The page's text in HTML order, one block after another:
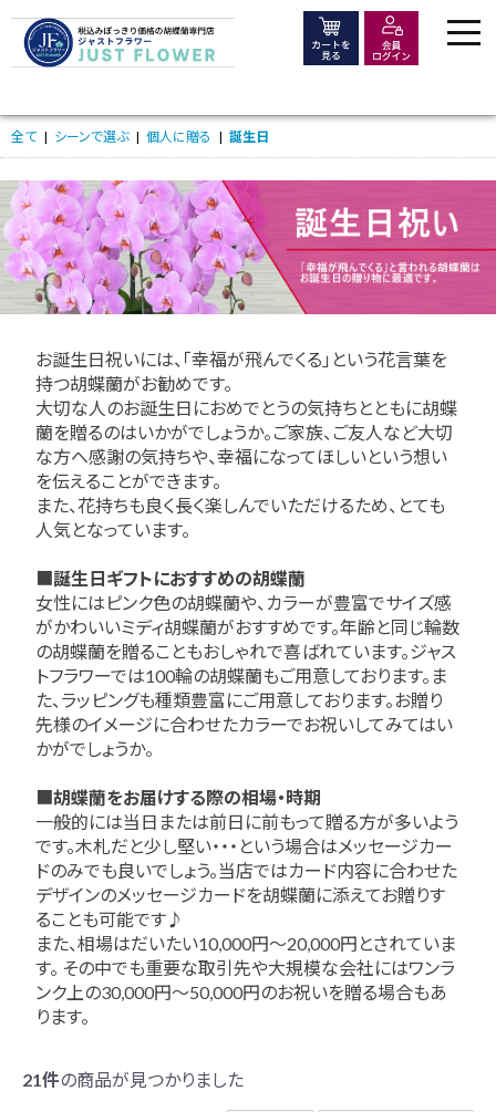
シーンで選ぶ
大きさ・種類で選ぶ
よくある質問
お問い合わせ
全て | シーンで選ぶ | 個人に贈る | 誕生日
お誕生日祝いには、「幸福が飛んでくる」という花言葉を
持つ胡蝶蘭がお勧めです。
大切な人のお誕生日におめでとうの気持ちとともに胡蝶
蘭を贈るのはいかがでしょうか。ご家族、ご友人など大切
な方へ感謝の気持ちや、幸福になってほしいという想い
を伝えることができます。
また、花持ちも良く長く楽しんでいただけるため、とても
人気となっています。
誕生日ギフトにおすすめの胡蝶蘭
女性にはピンク色の胡蝶蘭や、カラーが豊富でサイズ感
がかわいいミディ胡蝶蘭がおすすめです。年齢と同じ輪数
の胡蝶蘭を贈ることもおしゃれで喜ばれています。ジャス
トフラワーでは100輪の胡蝶蘭もご用意しております。ま
た、ラッピングも種類豊富にご用意しております。お贈り
先様のイメージに合わせたカラーでお祝いしてみてはい
かがでしょうか。
■胡蝶蘭をお届けする際の相場・時期
一般的には当日または前日に前もって贈る方が多いよう
です。木札だと少し堅い・・・という場合はメッセージカー
ドのみでも良いでしょう。当店ではカード内容に合わせた
デザインのメッセージカードを胡蝶蘭に添えてお贈りす
ることも可能です♪
また、相場はだいたい10,000円～20,000円とされていま
す。 その中でも重要な取引先や大規模な会社にはワンラ
ンク上の30,000円～50,000円のお祝いを贈る場合もあ
ります。
21件の商品が見つかりました